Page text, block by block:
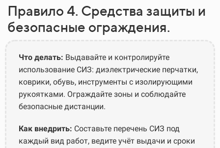
Правило 4. Средства защиты и
безопасные ограждения.
Что делать: Выдавайте и контролируйте
использование СИЗ: диэлектрические перчатки,
коврики, обувь, инструменты с изолирующими
рукоятками. Ограждайте зоны и соблюдайте
безопасные дистанции.
Как внедрить: Составьте перечень СИЗ под
каждый вид работ, ведите учёт выдачи и сроки